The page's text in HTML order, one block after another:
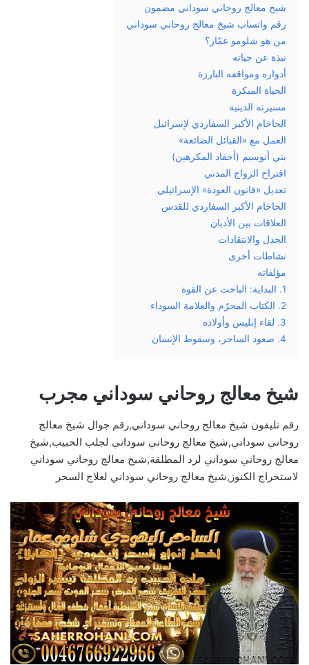
شيخ معالج روحاني سوداني مضمون
رقم واتساب شيخ معالج روحاني سوداني
من هو شلومو عمّار؟
نبذة عن حياته
أدواره ومواقفه البارزة
الحياة المبكرة
مسيرته الدينية
الحاخام الأكبر السفاردي لإسرائيل
العمل مع «القبائل الضائعة»
بني أنوسيم (أحفاد المكرهين)
اقتراح الزواج المدني
تعديل «قانون العودة» الإسرائيلي
الحاخام الأكبر السفاردي للقدس
العلاقات بين الأديان
الجدل والانتقادات
نشاطات أخرى
مؤلفاته
1. البداية: الباحث عن القوة
2. الكتاب المحرّم والعلامة السوداء
3. لقاء إبليس وأولاده
4. صعود الساحر، وسقوط الإنسان
شيخ معالج روحاني سوداني مجرب
رقم تليفون شيخ معالج روحاني سوداني,رقم جوال شيخ معالج
روحاني سوداني,شيخ معالج روحاني سوداني لجلب الحبيب,شيخ
معالج روحاني سوداني لرد المطلقة,شيخ معالج روحاني سوداني
لاستخراج الكنوز,شيخ معالج روحاني سوداني لعلاج السحر